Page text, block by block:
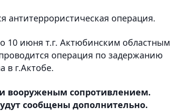
антитеррористическая операция.
10 июня т.г. Актюбинским областным
операция по задержанию
в г.Актобе.
вооруженым сопротивлением.
сообщены дополнительно.